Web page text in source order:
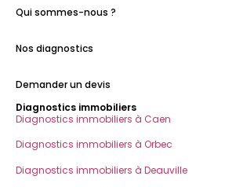
Qui sommes-nous ?
Nos diagnostics
Demander un devis
Diagnostics immobiliers
Diagnostics immobiliers à Caen
Diagnostics immobiliers à Orbec
Diagnostics immobiliers à Deauville